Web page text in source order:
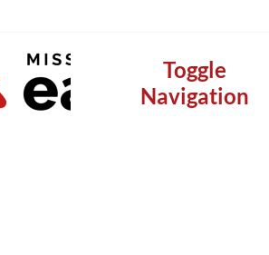
Toggle
Navigation